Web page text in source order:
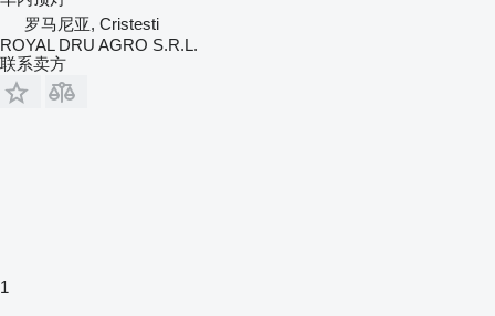
罗马尼亚, Cristesti
ROYAL DRU AGRO S.R.L.
联系卖方
1